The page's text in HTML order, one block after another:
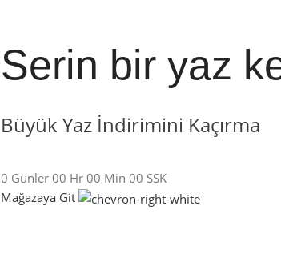
Serin bir yaz
Büyük Yaz İndirimini Kaçırma
0 Günler 00 Hr 00 Min 00 SSK
Mağazaya Git